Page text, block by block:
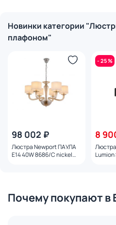
Новинки категории
плафоном"
98 002 ₽
Люстра Newport ПАУЛА
E14 40W 8686/C nickel
- 25 %
8
Lumion
Почему покупают в